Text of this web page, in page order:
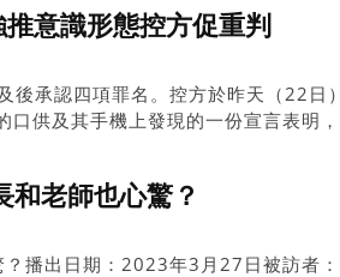
意識形態控方促重判
承認四項罪名。控方於昨天（22日）
供及其手機上發現的一份宣言表明，
和老師也心驚？
播出日期：2023年3月27日被訪者：